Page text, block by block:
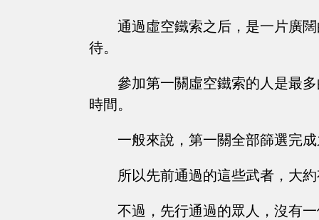
通過虛空鐵索之后，是一片廣
待。
參加第一關虛空鐵索的人是最
時間。
一般來說，第一關全部篩選完
所以先前通過的這些武者，大
不過，先行通過的眾人，沒有